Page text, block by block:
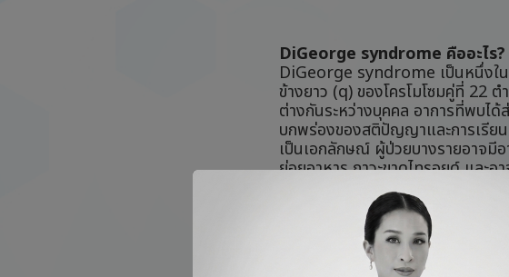
DiGeorge syndrome คืออะไร?
DiGeorge syndrome เป็นหนึ่งใ
ข้างยาว (q) ของโครโมโซมคู่ที่ 22
ต่างกันระหว่างบุคคล อาการที่พบไ
บกพร่องของสติปัญญาและการเรีย
เป็นเอกลักษณ์ ผู้ป่วยบางรายอาจมี
ย่อยอาหาร ภาวะขาดไทรอยด์ และ
การตรวจคัดกรองและวินิจฉัย
DiGeorge syndrome สามารถต
วินิจฉัยโดยการเจาะน้ำคร่ำ การวินิ
เหมาะสม และอาจรวมถึงการวางแ